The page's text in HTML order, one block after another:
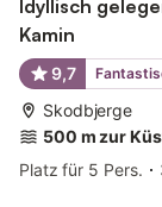
Idyllisch
Kamin
9,7
Skodbjerge
500 m zur
Platz für 5 Pers.